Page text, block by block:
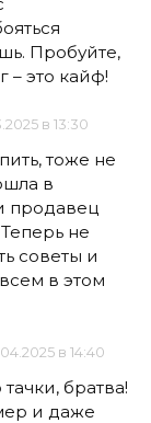
Пробуйте,
– это кайф!
в 13:30
тоже не
в
продавец
не
советы и
в этом
в 14:40
братва!
и даже